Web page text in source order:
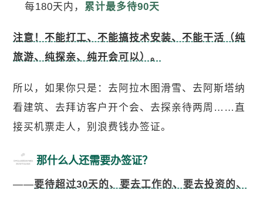
每180天内， 累计最多待90天
注意！不能打工、不能搞技术安装、不能干活（纯
旅游、纯探亲、纯开会可以）。
所以，如果你只是：去阿拉木图滑雪、去 阿斯塔纳
看建筑、去拜访客户开个会、去探亲待两周…… 直
接买机票走人，别浪费钱办签证。
那什么人还需要办签证？
——要待超过30天的、要去工作的、要去投资的、